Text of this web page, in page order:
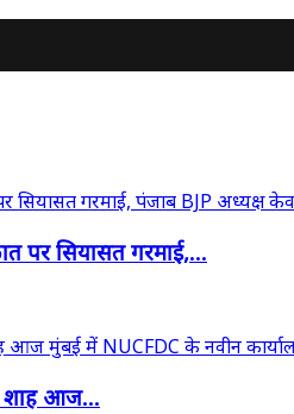
पर सियासत गरमाई,...
शाह आज...